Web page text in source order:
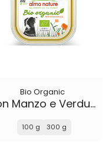
Bio Organic
con Manzo e Verdure
100 g 300 g